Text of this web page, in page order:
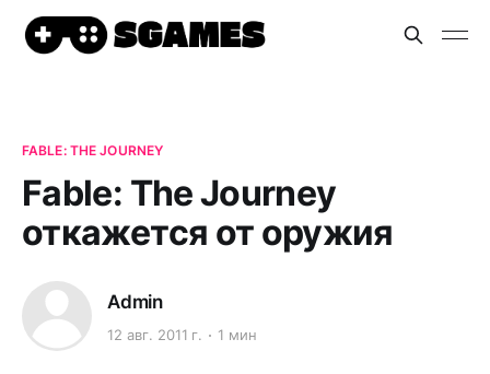
FABLE: THE JOURNEY
Fable: The Journey
откажется от оружия
Admin
12 авг. 2011 г. 1 мин